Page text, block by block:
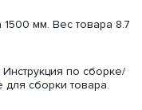
мм. Вес товара 8.7
по сборке/
сборки товара.